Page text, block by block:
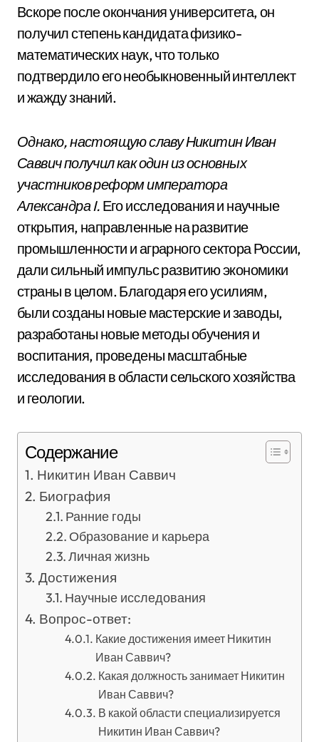
Вскоре после окончания университета, он
получил степень кандидата физико-
математических наук, что только
подтвердило его необыкновенный интеллект
и жажду знаний.
Однако, настоящую славу Никитин Иван
Саввич получил как один из основных
участников реформ императора
Александра I. Его исследования и научные
открытия, направленные на развитие
промышленности и аграрного сектора России,
дали сильный импульс развитию экономики
страны в целом. Благодаря его усилиям,
были созданы новые мастерские и заводы,
разработаны новые методы обучения и
воспитания, проведены масштабные
исследования в области сельского хозяйства
и геологии.
Содержание
Никитин Иван Саввич
Биография
Ранние годы
Образование и карьера
Личная жизнь
Достижения
Научные исследования
Вопрос-ответ:
Какие достижения имеет Никитин
Иван Саввич?
Какая должность занимает Никитин
Иван Саввич?
В какой области специализируется
Никитин Иван Саввич?